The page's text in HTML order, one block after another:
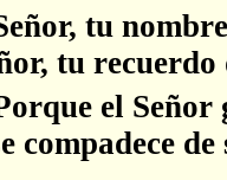
tu
tu recuerdo
el Señor
compadece de